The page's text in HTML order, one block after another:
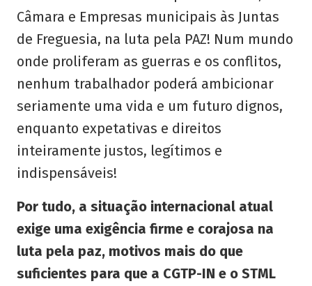
Câmara e Empresas municipais às Juntas
de Freguesia, na luta pela PAZ! Num mundo
onde proliferam as guerras e os conflitos,
nenhum trabalhador poderá ambicionar
seriamente uma vida e um futuro dignos,
enquanto expetativas e direitos
inteiramente justos, legítimos e
indispensáveis!
Por tudo, a situação internacional atual
exige uma exigência firme e corajosa na
luta pela paz, motivos mais do que
suficientes para que a CGTP-IN e o STML